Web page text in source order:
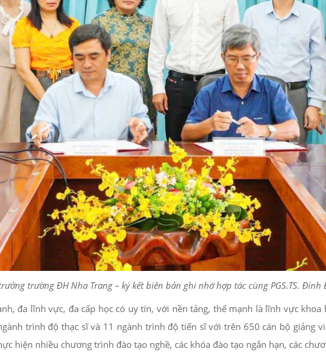
trường ĐH Nha Trang – ký kết biên bản ghi nhớ hợp tác cùng PGS.TS.
đa lĩnh vực, đa cấp học có uy tín, với nền tảng, thế mạnh là lĩnh vực
trình độ thạc sĩ và 11 ngành trình độ tiến sĩ với trên 650 cán bộ giảng
hiện nhiều chương trình đào tạo nghề, các khóa đào tạo ngắn hạn, các